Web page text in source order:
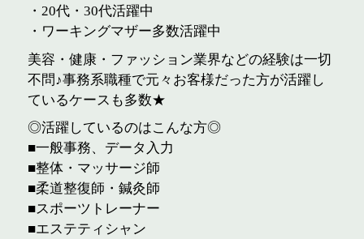
・20代・30代活躍中
・ワーキングマザー多数活躍中
美容・健康・ファッション業界などの経験は一切
不問♪事務系職種で元々お客様だった方が活躍し
ているケースも多数★
◎活躍しているのはこんな方◎
■一般事務、データ入力
■整体・マッサージ師
■柔道整復師・鍼灸師
■スポーツトレーナー
■エステティシャン